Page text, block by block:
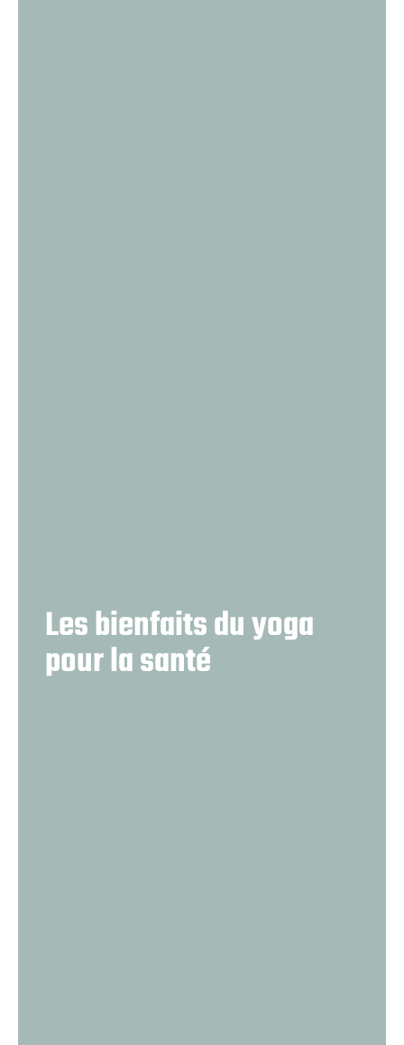
Les bienfaits du yoga
pour la santé